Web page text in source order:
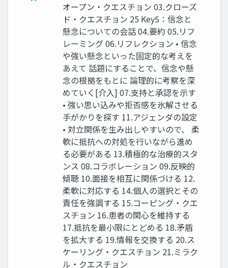
オープン・クエスチョン 03.クローズ
ド・クエスチョン 25 Key5：信念と
懸念についての会話 04.要約 05.リフ
レーミング 06.リフレクション • 信念
や強い懸念といった固定的な考えを
あえて 話題にすることで、信念や懸
念の根拠をもとに 論理的に考察を深
めていく[介入] 07.支持と承認を示す
• 強い思い込みや拒否感を氷解させる
手がかりを探す 11.アジェンダの設定
• 対立関係を生み出しやすいので、 柔
軟に抵抗への対処を行いながら進め
る必要がある 13.積極的な治療的スタ
ンス 08.コラボレーション 09.反映的
傾聴 10.面接を相互に関係づける 12.
柔軟に対応する 14.個人の選択とその
責任を強調する 15.コーピング・クエ
スチョン 16.患者の関心を維持する
17.抵抗を最小限にとどめる 18.矛盾
を拡大する 19.情報を交換する 20.ス
ケーリング・クエスチョン 21.ミラク
ル・クエスチョン